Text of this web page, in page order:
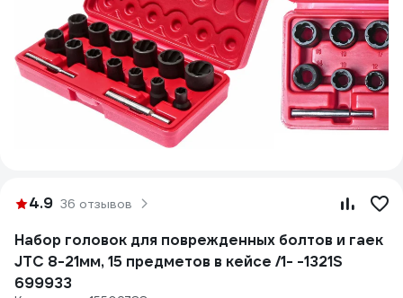
4.9 36 отзывов
Набор головок для поврежденных болтов и гаек
JTC 8-21мм, 15 предметов в кейсе /1- -1321S
699933